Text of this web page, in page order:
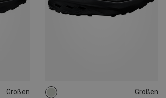
Größen Größen